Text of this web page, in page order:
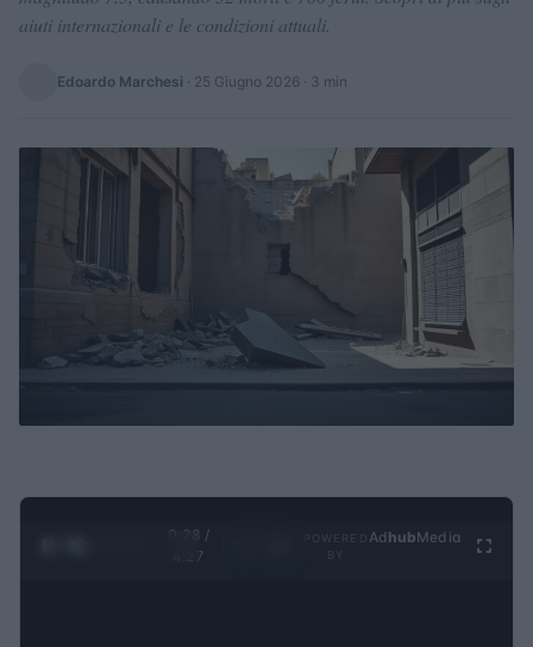
aiuti internazionali e le condizioni attuali.
Edoardo Marchesi · 25 Giugno 2026 · 3 min
0:28 /
4:27
Ad hubMedia